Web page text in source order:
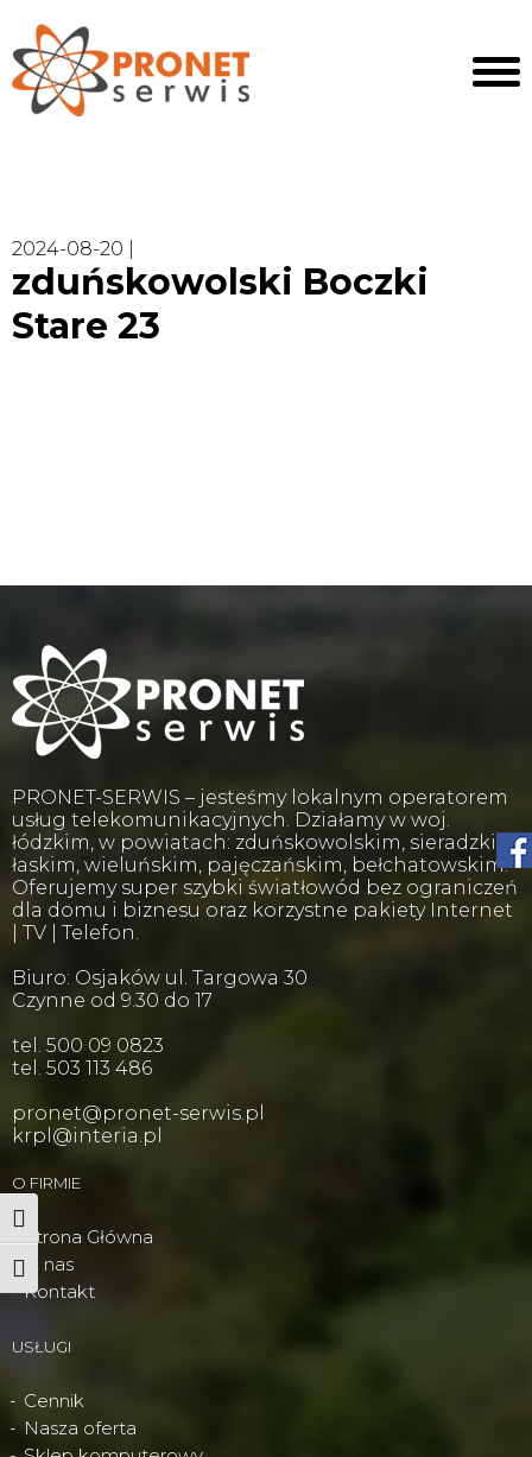
Wysoki kontrast
Powiększ tekst
2024-08-20 |
zduńskowolski Boczki
Stare 23
PRONET-SERWIS – jesteśmy lokalnym operatorem
usług telekomunikacyjnych. Działamy w woj.
łódzkim, w powiatach: zduńskowolskim, sieradzkim,
łaskim, wieluńskim, pajęczańskim, bełchatowskim.
Oferujemy super szybki światłowód bez ograniczeń
dla domu i biznesu oraz korzystne pakiety Internet
| TV | Telefon.
Biuro: Osjaków ul. Targowa 30
Czynne od 9.30 do 17
tel. 500 09 0823
tel. 503 113 486
pronet@pronet-serwis.pl
krpl@interia.pl
O FIRMIE
Strona Główna
O nas
Kontakt
USŁUGI
Cennik
Nasza oferta